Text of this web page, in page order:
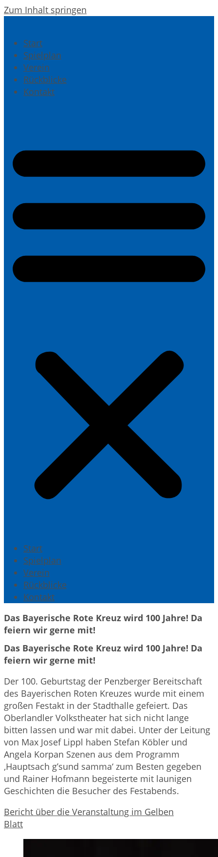
Zum Inhalt springen
Start
Spielplan
Verein
Rückblicke
Kontakt
Start
Spielplan
Verein
Rückblicke
Kontakt
Das Bayerische Rote Kreuz wird 100 Jahre! Da
feiern wir gerne mit!
Das Bayerische Rote Kreuz wird 100 Jahre! Da
feiern wir gerne mit!
Der 100. Geburtstag der Penzberger Bereitschaft
des Bayerischen Roten Kreuzes wurde mit einem
großen Festakt in der Stadthalle gefeiert. Das
Oberlandler Volkstheater hat sich nicht lange
bitten lassen und war mit dabei. Unter der Leitung
von Max Josef Lippl haben Stefan Köbler und
Angela Korpan Szenen aus dem Programm
‚Hauptsach g’sund samma‘ zum Besten gegeben
und Rainer Hofmann begeisterte mit launigen
Geschichten die Besucher des Festabends.
Bericht über die Veranstaltung im Gelben
Blatt